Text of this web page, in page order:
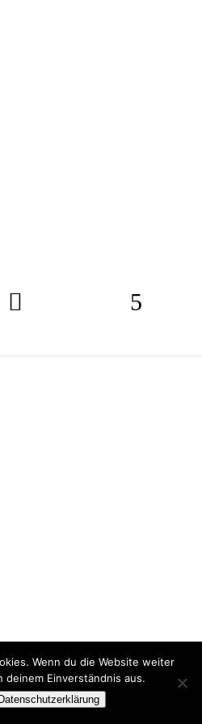
Wenn du die Website weiter
Einverständnis aus.